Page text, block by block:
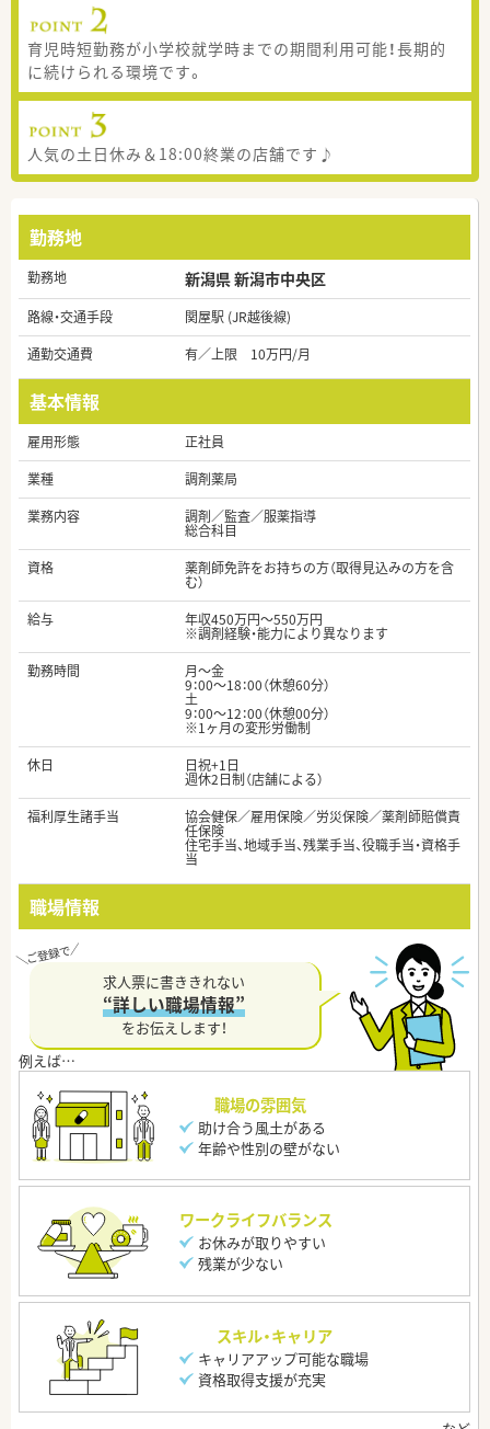
育児時短勤務が小学校就学時までの期間利用可能！長期的
に続けられる環境です。
人気の土日休み＆18:00終業の店舗です♪
勤務地
勤務地 新潟県 新潟市中央区
路線・交通手段
関屋駅 (JR越後線)
通勤交通費
有／上限 10万円/月
基本情報
雇用形態
正社員
業種
調剤薬局
業務内容
調剤／監査／服薬指導
総合科目
資格
薬剤師免許をお持ちの方（取得見込みの方を含
む）
給与
年収450万円～550万円
※調剤経験・能力により異なります
勤務時間
月～金
9：00～18：00（休憩60分）
土
9：00～12：00（休憩00分）
※1ヶ月の変形労働制
休日
日祝+1日
週休2日制（店舗による）
福利厚生諸手当
協会健保／雇用保険／労災保険／薬剤師賠償責
任保険
住宅手当、地域手当、残業手当、役職手当・資格手
当
職場情報
求人票に書ききれない
“詳しい職場情報”
をお伝えします！
職場の雰囲気
助け合う風土がある
年齢や性別の壁がない
ワークライフバランス
お休みが取りやすい
残業が少ない
スキル・キャリア
キャリアアップ可能な職場
資格取得支援が充実